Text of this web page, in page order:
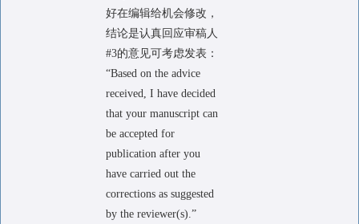
好在编辑给机会修改，
结论是认真回应审稿人
#3的意见可考虑发表：
“Based on the advice
received, I have decided
that your manuscript can
be accepted for
publication after you
have carried out the
corrections as suggested
by the reviewer(s).”